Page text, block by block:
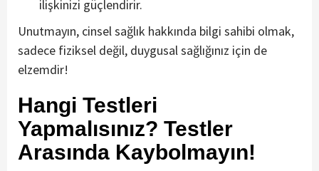
ilişkinizi güçlendirir.
Unutmayın, cinsel sağlık hakkında bilgi sahibi olmak,
sadece fiziksel değil, duygusal sağlığınız için de
elzemdir!
Hangi Testleri
Yapmalısınız? Testler
Arasında Kaybolmayın!